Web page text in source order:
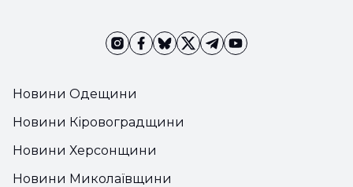
Новини Одещини
Новини Кіровоградщини
Новини Херсонщини
Новини Миколаївщини